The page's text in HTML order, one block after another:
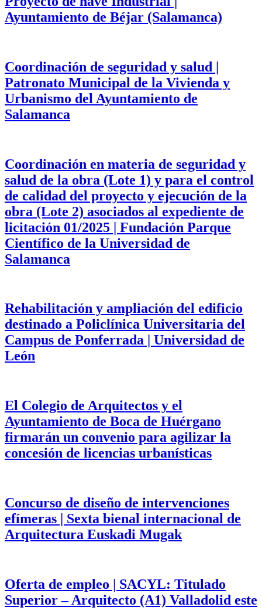
Ayuntamiento de Béjar (Salamanca)
Coordinación de seguridad y salud |
Patronato Municipal de la Vivienda y
Urbanismo del Ayuntamiento de
Salamanca
Coordinación en materia de seguridad y
salud de la obra (Lote 1) y para el control
de calidad del proyecto y ejecución de la
obra (Lote 2) asociados al expediente de
licitación 01/2025 | Fundación Parque
Científico de la Universidad de
Salamanca
Rehabilitación y ampliación del edificio
destinado a Policlínica Universitaria del
Campus de Ponferrada | Universidad de
León
El Colegio de Arquitectos y el
Ayuntamiento de Boca de Huérgano
firmarán un convenio para agilizar la
concesión de licencias urbanísticas
Concurso de diseño de intervenciones
efímeras | Sexta bienal internacional de
Arquitectura Euskadi Mugak
Oferta de empleo | SACYL: Titulado
Superior – Arquitecto (A1) Valladolid este